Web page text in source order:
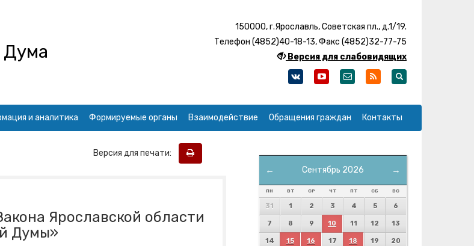
Дума
150000, г.Ярославль, Советская пл., д.1/19.
Телефон (4852)40-18-13, Факс (4852)32-77-75
Версия для слабовидящих
и аналитика Формируемые органы Взаимодействие Обращения граждан Контакты
Версия для печати:
Ярославской области
Думы»
← →
Сентябрь 2026
ПН ВТ СР ЧТ ПТ СБ ВС
31 1 2 3 4 5 6
7 8 9 10 11 12 13
14 15 16 17 18 19 20